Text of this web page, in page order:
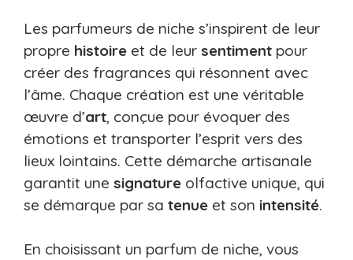
Les parfumeurs de niche s’inspirent de leur
propre histoire et de leur sentiment pour
créer des fragrances qui résonnent avec
l’âme. Chaque création est une véritable
œuvre d’art, conçue pour évoquer des
émotions et transporter l’esprit vers des
lieux lointains. Cette démarche artisanale
garantit une signature olfactive unique, qui
se démarque par sa tenue et son intensité.
En choisissant un parfum de niche, vous